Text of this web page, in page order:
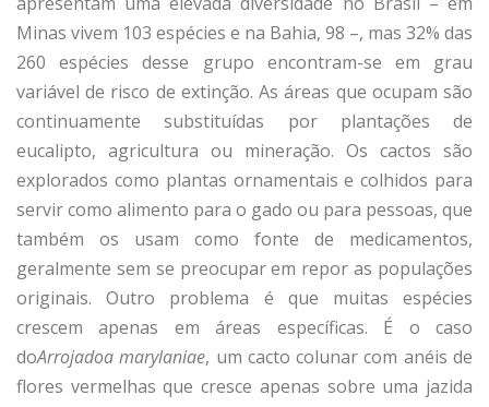
Minas vivem 103 espécies e na Bahia, 98 –, mas 32% das
260 espécies desse grupo encontram-se em grau
variável de risco de extinção. As áreas que ocupam são
continuamente substituídas por plantações de
eucalipto, agricultura ou mineração. Os cactos são
explorados como plantas ornamentais e colhidos para
servir como alimento para o gado ou para pessoas, que
também os usam como fonte de medicamentos,
geralmente sem se preocupar em repor as populações
originais. Outro problema é que muitas espécies
crescem apenas em áreas específicas. É o caso
doArrojadoa marylaniae, um cacto colunar com anéis de
flores vermelhas que cresce apenas sobre uma jazida